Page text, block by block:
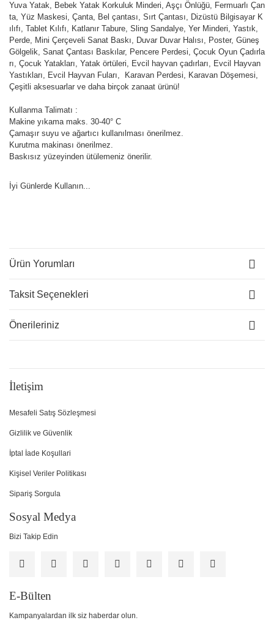
Yuva Yatak, Bebek Yatak Korkuluk Minderi, Aşçı Önlüğü, Fermuarlı Çan
ta, Yüz Maskesi, Çanta, Bel çantası, Sırt Çantası, Dizüstü Bilgisayar K
ılıfı, Tablet Kılıfı, Katlanır Tabure, Sling Sandalye, Yer Minderi, Yastık,
Perde, Mini Çerçeveli Sanat Baskı, Duvar Duvar Halısı, Poster, Güneş
Gölgelik, Sanat Çantası Baskılar, Pencere Perdesi, Çocuk Oyun Çadırla
rı, Çocuk Yatakları, Yatak örtüleri, Evcil hayvan çadırları, Evcil Hayvan
Yastıkları, Evcil Hayvan Fuları, Karavan Perdesi, Karavan Döşemesi,
Çeşitli aksesuarlar ve daha birçok zanaat ürünü!
Kullanma Talimatı :
Makine yıkama maks. 30-40° C
Çamaşır suyu ve ağartıcı kullanılması önerilmez.
Kurutma makinası önerilmez.
Baskısız yüzeyinden ütülemeniz önerilir.
İyi Günlerde Kullanın...
Ürün Yorumları
Taksit Seçenekleri
Önerileriniz
İletişim
Mesafeli Satış Sözleşmesi
Gizlilik ve Güvenlik
İptal İade Koşullari
Kişisel Veriler Politikası
Sipariş Sorgula
Sosyal Medya
Bizi Takip Edin
E-Bülten
Kampanyalardan ilk siz haberdar olun.